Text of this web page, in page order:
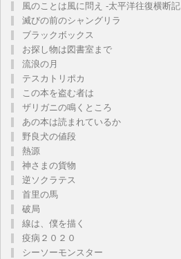
風のことは風に問え -太平洋往復横断記
滅びの前のシャングリラ
ブラックボックス
お探し物は図書室まで
流浪の月
テスカトリポカ
この本を盗む者は
ザリガニの鳴くところ
あの本は読まれているか
野良犬の値段
熱源
神さまの貨物
逆ソクラテス
首里の馬
破局
線は、僕を描く
疫病２０２０
シーソーモンスター